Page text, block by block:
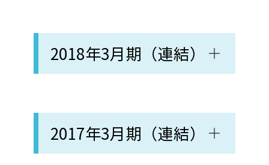
2018年3月期（連結）
2017年3月期（連結）